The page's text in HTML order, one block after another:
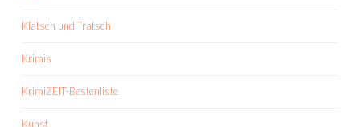
Klatsch und Tratsch
Krimis
KrimiZEIT-Bestenliste
Kunst